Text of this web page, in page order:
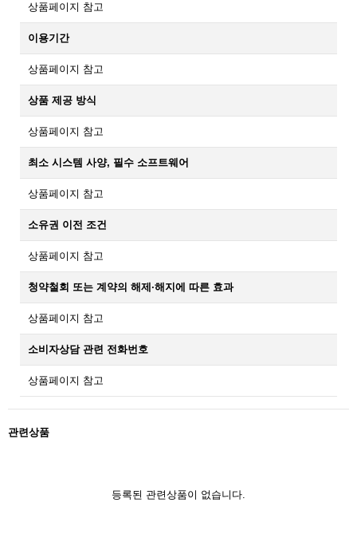
상품페이지 참고
이용기간
상품페이지 참고
상품 제공 방식
상품페이지 참고
최소 시스템 사양, 필수 소프트웨어
상품페이지 참고
소유권 이전 조건
상품페이지 참고
청약철회 또는 계약의 해제·해지에 따른 효과
상품페이지 참고
소비자상담 관련 전화번호
상품페이지 참고
관련상품
등록된 관련상품이 없습니다.